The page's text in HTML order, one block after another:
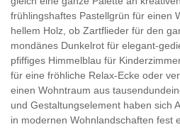
frühlingshaftes Pastellgrün für einen
hellem Holz, ob Zartflieder für den
mondänes Dunkelrot für elegant-
pfiffiges Himmelblau für
für eine fröhliche Relax-Ecke oder
einen Wohntraum aus
und Gestaltungselement haben sich
in modernen Wohnlandschaften fest